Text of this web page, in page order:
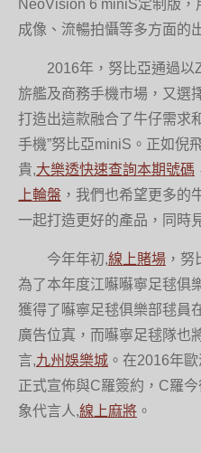
NeoVision 6 miniS定制版
成像、流暢拍懾等多方面的
2016年，努比亞通過以
旂艦及商務手機市場，又選
打造出這款融合了牛仔需求
手機”努比亞miniS。正如倪
貴,大樂透快速查詢本期號碼
上輪盤 ，我們也希望更多的
一起打造更好的產品，同時
今年年初,線上賭場 ，
為了本年度江囌囌寧足毬俱
獲得了囌寧足毬俱樂部毬員
廣告位寘，而囌寧足毬隊也
言,九州娛樂城 。在2016年
正式宣佈與C羅簽約，C羅
象代言人,線上麻將 。